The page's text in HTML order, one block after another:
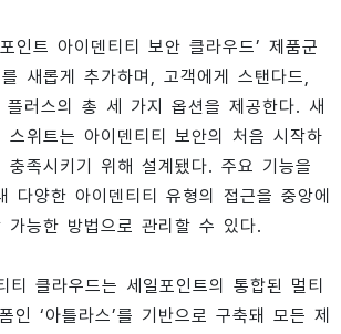
인트 아이덴티티 보안 클라우드’ 제품군
새롭게 추가하며, 고객에게 스탠다드,
플러스의 총 세 가지 옵션을 제공한다. 새
스위트는 아이덴티티 보안의 처음 시작하
충족시키기 위해 설계됐다. 주요 기능을
다양한 아이덴티티 유형의 접근을 중앙에
가능한 방법으로 관리할 수 있다.
티 클라우드는 세일포인트의 통합된 멀티
인 ‘아틀라스’를 기반으로 구축돼 모든 제